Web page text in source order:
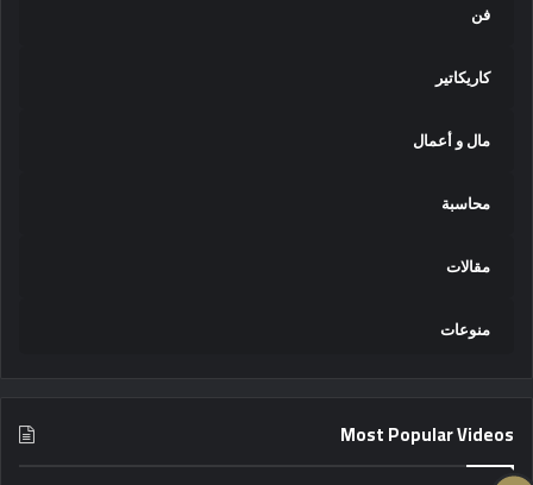
فن
كاريكاتير
مال و أعمال
محاسبة
مقالات
منوعات
Most Popular Videos